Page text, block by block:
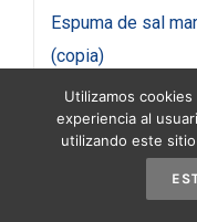
Espuma de sal
(copia)
3,90€ (IVA incluido)
Utilizamos
experiencia al
utilizando este